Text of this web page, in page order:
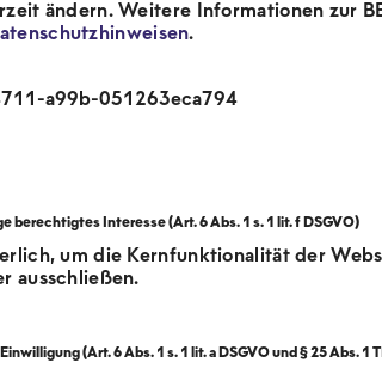
ändern. Weitere Informationen zur
.
a99b-051263eca794
um die Kernfunktionalität der
ausschließen.